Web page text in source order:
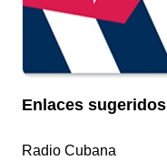
Enlaces sugeridos
Radio Cubana